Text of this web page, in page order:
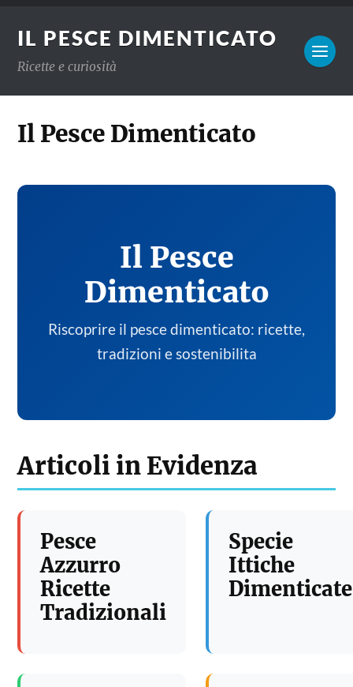
IL PESCE DIMENTICATO
Ricette e curiosità
Il Pesce Dimenticato
Il Pesce
Dimenticato
Riscoprire il pesce dimenticato: ricette,
tradizioni e sostenibilita
Articoli in Evidenza
Pesce
Azzurro
Ricette
Tradizionali
Specie
Ittiche
Dimenticate